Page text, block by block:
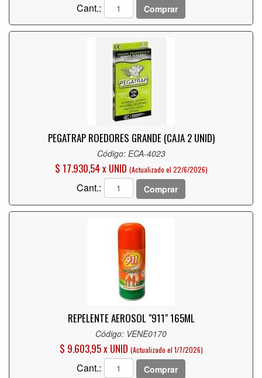
Cant.: Comprar
PEGATRAP ROEDORES GRANDE (CAJA 2 UNID)
Código: ECA-4023
$ 17.930,54 x UNID (Actualizado el 22/6/2026)
Cant.: Comprar
REPELENTE AEROSOL "911" 165ML
Código: VENE0170
$ 9.603,95 x UNID (Actualizado el 1/7/2026)
Cant.: Comprar